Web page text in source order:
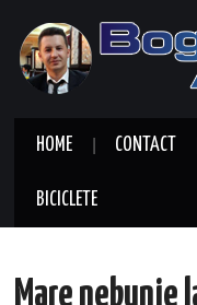
HOME CONTACT
BICICLETE
Mare nebunie